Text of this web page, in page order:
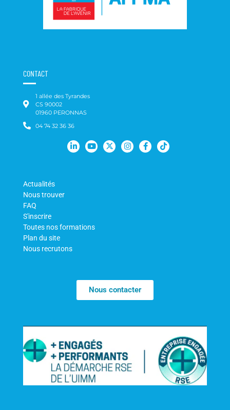
CONTACT
1 allée des Tyrandes
CS 90002
01960 PERONNAS
04 74 32 36 36
Actualités
Nous trouver
FAQ
S'inscrire
Toutes nos formations
Plan du site
Nous recrutons
Nous contacter